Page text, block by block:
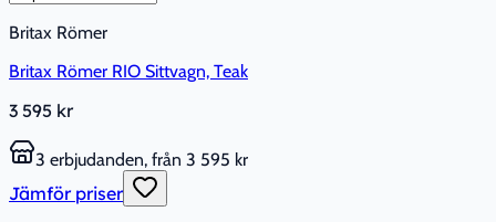
Britax Römer
Britax Römer RIO Sittvagn, Teak
3 595 kr
3 erbjudanden, från 3 595 kr
Jämför priser